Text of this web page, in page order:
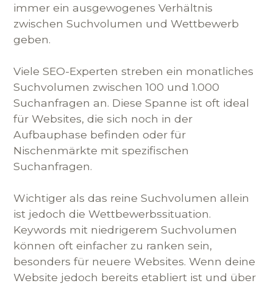
immer ein ausgewogenes Verhältnis
zwischen Suchvolumen und Wettbewerb
geben.
Viele SEO-Experten streben ein monatliches
Suchvolumen zwischen 100 und 1.000
Suchanfragen an. Diese Spanne ist oft ideal
für Websites, die sich noch in der
Aufbauphase befinden oder für
Nischenmärkte mit spezifischen
Suchanfragen.
Wichtiger als das reine Suchvolumen allein
ist jedoch die Wettbewerbssituation.
Keywords mit niedrigerem Suchvolumen
können oft einfacher zu ranken sein,
besonders für neuere Websites. Wenn deine
Website jedoch bereits etabliert ist und über